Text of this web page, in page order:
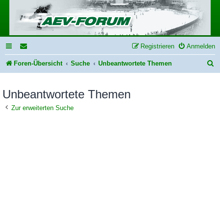
Anmelden
Registrieren
Foren-Übersicht Suche Unbeantwortete Themen
Unbeantwortete Themen
Zur erweiterten Suche